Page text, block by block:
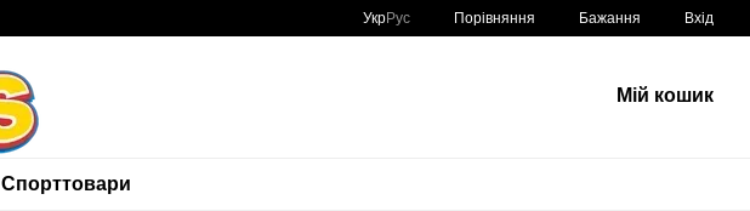
УкрРус Порівняння Бажання Вхід
Мій кошик
Спорттовари